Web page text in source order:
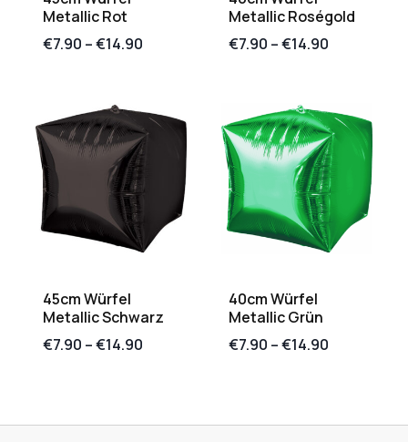
Metallic Rot
€7.90 –€14.90
Metallic Roségold
€7.90 –€14.90
45cm Würfel
Metallic Schwarz
€7.90 –€14.90
40cm Würfel
Metallic Grün
€7.90 –€14.90